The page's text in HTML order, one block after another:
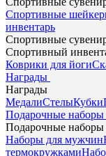
Спортивные
инвентарь
Спортивные
Спортивный
Коврики для йоги
Награды
Награды
МедалиСтелыКубки
Подарочные наборы
Подарочные наборы
Наборы для мужчин
термокружками